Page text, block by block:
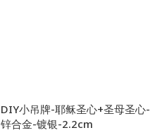
DIY小吊牌-耶稣圣心+圣母圣心-
锌合金-镀银-2.2cm